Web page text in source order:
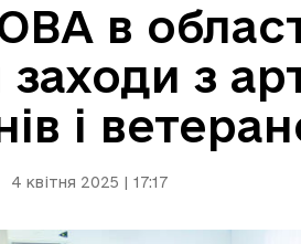
в
з
і
4 квітня 2025 | 17:17